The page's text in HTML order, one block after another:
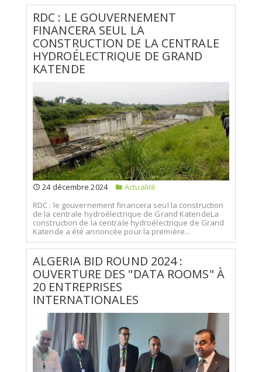
RDC : LE GOUVERNEMENT
FINANCERA SEUL LA
CONSTRUCTION DE LA CENTRALE
HYDROÉLECTRIQUE DE GRAND
KATENDE
24 décembre 2024
Actualité
RDC : le gouvernement financera seul la construction
de la centrale hydroélectrique de Grand KatendeLa
construction de la centrale hydroélectrique de Grand
Katende a été annoncée pour la première...
ALGERIA BID ROUND 2024 :
OUVERTURE DES "DATA ROOMS" À
20 ENTREPRISES
INTERNATIONALES